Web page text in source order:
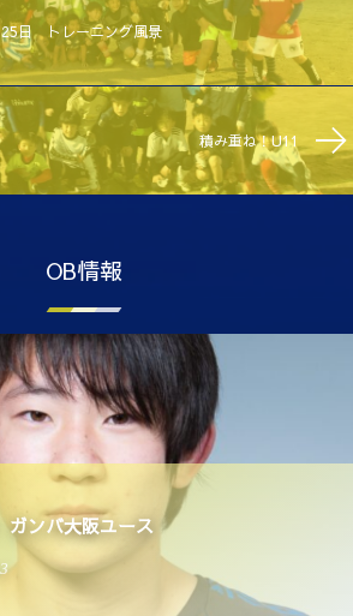
日 トレーニング風景
積み重ね！U11
OB情報
ンバ大阪ユース